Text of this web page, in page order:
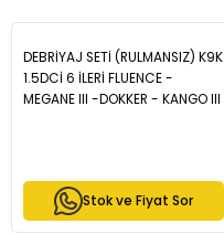
DEBRİYAJ SETİ (RULMANSIZ) K9K
1.5DCİ 6 İLERİ FLUENCE -
MEGANE III -DOKKER - KANGO III
Stok ve Fiyat Sor